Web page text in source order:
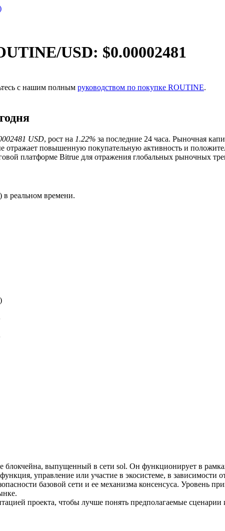
сырьевые товары
/USD: $0.00002481
с нашим полным руководством по покупке ROUTINE.
USD, рост на 1.22% за последние 24 часа. Рыночная
отражает повышенную покупательную активность и
платформе Bitrue для отражения глобальных рыночных
реальном времени.
выпущенный в сети sol. Он функционирует в
управление или участие в экосистеме, в зависимости
базовой сети и ее механизма консенсуса. Уровень
проекта, чтобы лучше понять предполагаемые сценарии